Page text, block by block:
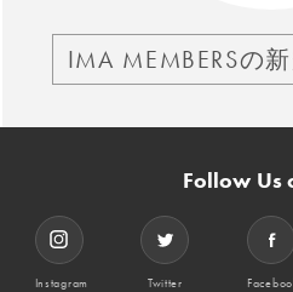
IMA MEMBERSの
Follow Us
Instagram Twitter